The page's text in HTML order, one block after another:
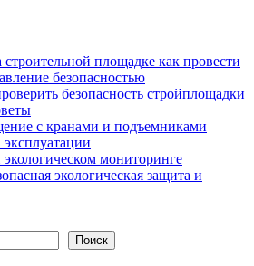
площадке как провести
безопасностью
безопасность стройплощадки
с кранами и подъемниками
экологическом мониторинге
экологическая защита и
Поиск